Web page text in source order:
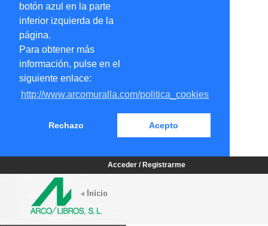
botón azul en la parte
inferior izquierda de la
página.
Para obtener más
información, pulse en el
siguiente enlace:
http://www.arcomuralla.com/politica_cookies
Rechazo Acepto
Acceder / Registrarme